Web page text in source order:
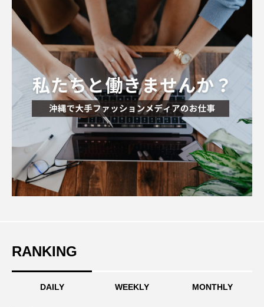
RANKING
DAILY WEEKLY MONTHLY